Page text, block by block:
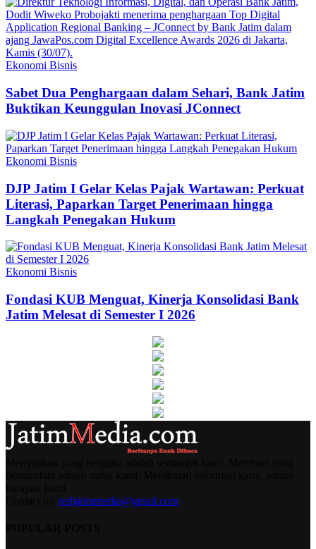
Ekonomi Bisnis
Sabet Dua Penghargaan dalam Sehari, Bank Jatim
Buktikan Keunggulan Inovasi JConnect
Ekonomi Bisnis
DJP Jatim I Gelar Kelas Pajak Wartawan: Perkuat
Literasi, Paparkan Target Penerimaan hingga
Langkah Penegakan Hukum
Ekonomi Bisnis
Fondasi KUB Menguat, Kinerja Konsolidasi Bank
Jatim Melesat di Semester I 2026
redjatimmedia@gmail.com